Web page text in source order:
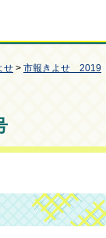
せ > 市報きよせ 2019